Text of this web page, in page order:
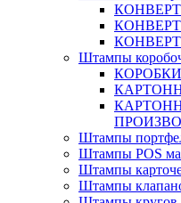
Штампы
Штампы
Штампы POS
Штампы
Штампы